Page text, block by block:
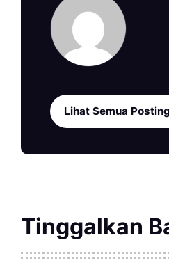
Lihat Semua
Tinggalkan